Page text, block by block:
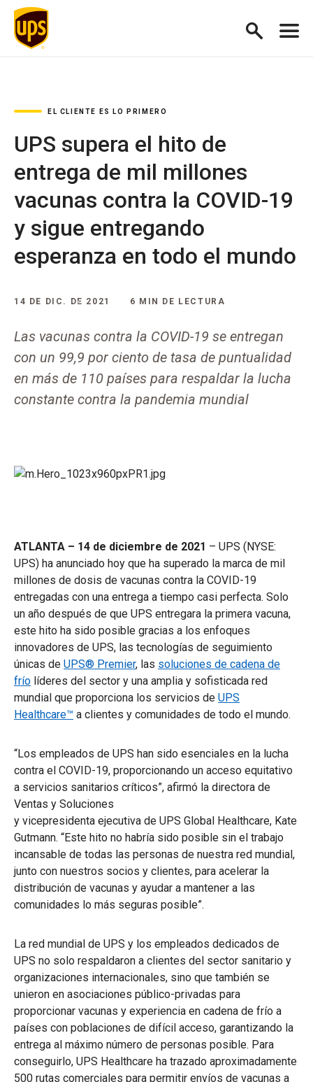
EL CLIENTE ES LO PRIMERO
UPS supera el hito de
entrega de mil millones
vacunas contra la COVID-19
y sigue entregando
esperanza en todo el mundo
14 DE DIC. DE 2021 6 MIN DE LECTURA
Las vacunas contra la COVID-19 se entregan
con un 99,9 por ciento de tasa de puntualidad
en más de 110 países para respaldar la lucha
constante contra la pandemia mundial
ATLANTA – 14 de diciembre de 2021 – UPS (NYSE:
UPS) ha anunciado hoy que ha superado la marca de mil
millones de dosis de vacunas contra la COVID-19
entregadas con una entrega a tiempo casi perfecta. Solo
un año después de que UPS entregara la primera vacuna,
este hito ha sido posible gracias a los enfoques
innovadores de UPS, las tecnologías de seguimiento
únicas de UPS® Premier, las soluciones de cadena de
frío líderes del sector y una amplia y sofisticada red
mundial que proporciona los servicios de UPS
Healthcare™ a clientes y comunidades de todo el mundo.
“Los empleados de UPS han sido esenciales en la lucha
contra el COVID-19, proporcionando un acceso equitativo
a servicios sanitarios críticos”, afirmó la directora de
Ventas y Soluciones
y vicepresidenta ejecutiva de UPS Global Healthcare, Kate
Gutmann. “Este hito no habría sido posible sin el trabajo
incansable de todas las personas de nuestra red mundial,
junto con nuestros socios y clientes, para acelerar la
distribución de vacunas y ayudar a mantener a las
comunidades lo más seguras posible”.
La red mundial de UPS y los empleados dedicados de
UPS no solo respaldaron a clientes del sector sanitario y
organizaciones internacionales, sino que también se
unieron en asociaciones público-privadas para
proporcionar vacunas y experiencia en cadena de frío a
países con poblaciones de difícil acceso, garantizando la
entrega al máximo número de personas posible. Para
conseguirlo, UPS Healthcare ha trazado aproximadamente
500 rutas comerciales para permitir envíos de vacunas a